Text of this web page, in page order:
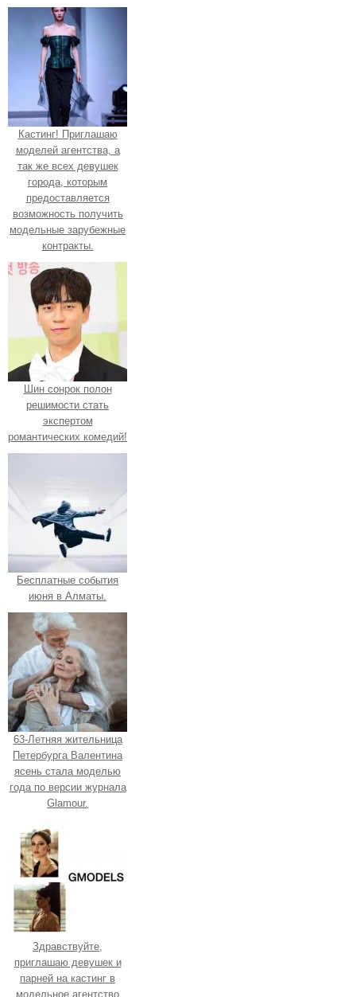
Кастинг! Приглашаю
моделей агентства, а
так же всех девушек
города, которым
предоставляется
возможность получить
модельные зарубежные
контракты.
Шин сонрок полон
решимости стать
экспертом
романтических комедий!
Бесплатные события
июня в Алматы.
63-Летняя жительница
Петербурга Валентина
ясень стала моделью
года по версии журнала
Glamour.
Здравствуйте,
приглашаю девушек и
парней на кастинг в
модельное агентство